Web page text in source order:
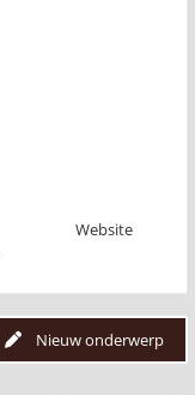
Website
Nieuw onderwerp